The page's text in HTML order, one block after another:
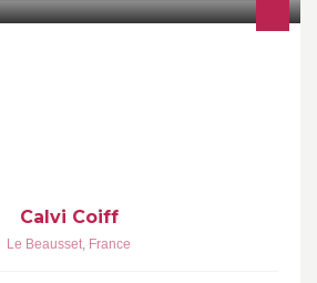
Calvi Coiff
Le Beausset, France